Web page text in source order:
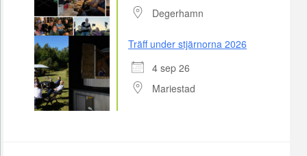
Degerhamn
Träff under stjärnorna 2026
4 sep 26
Mariestad